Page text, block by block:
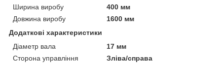
Ширина виробу
400 мм
Довжина виробу
1600 мм
Додаткові характеристики
Діаметр вала
17 мм
Сторона управління
Зліва/справа